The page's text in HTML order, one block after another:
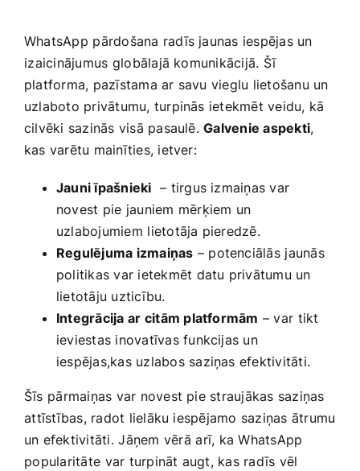
WhatsApp⁤ pārdošana radīs‍ jaunas iespējas un
⁤izaicinājumus⁣ globālajā komunikācijā.⁣ Šī
platforma, ‍pazīstama ar savu vieglu lietošanu un
uzlaboto privātumu, turpinās ietekmēt veidu, kā
cilvēki ​sazinās visā pasaulē.Galvenie aspekti,
‌kas varētu mainīties, ietver:
Jauni īpašnieki ‌ – tirgus izmaiņas var
novest⁤ pie jauniem ‍mērķiem un⁣
uzlabojumiem⁢ lietotāja pieredzē.
Regulējuma izmaiņas – ​potenciālās⁤ jaunās
politikas var ietekmēt datu privātumu un
lietotāju ‍uzticību.
Integrācija ar⁤ citām platformām – var⁣ tikt
ieviestas inovatīvas funkcijas un
iespējas,kas uzlabos saziņas ​efektivitāti.
Šīs⁢ pārmaiņas var novest pie straujākas ​saziņas
⁤attīstības, radot lielāku iespējamo saziņas ātrumu⁤
un efektivitāti.⁤ Jāņem ⁣vērā ⁤arī,‍ ka WhatsApp
⁤popularitāte ⁤var turpināt augt, kas radīs vēl‍